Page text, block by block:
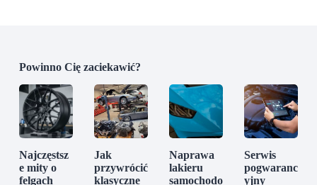
Powinno Cię zaciekawić?
Najczęstsz
e mity o
felgach
Jak
przywrócić
klasyczne
Naprawa
lakieru
samochodo
Serwis
pogwaranc
yjny